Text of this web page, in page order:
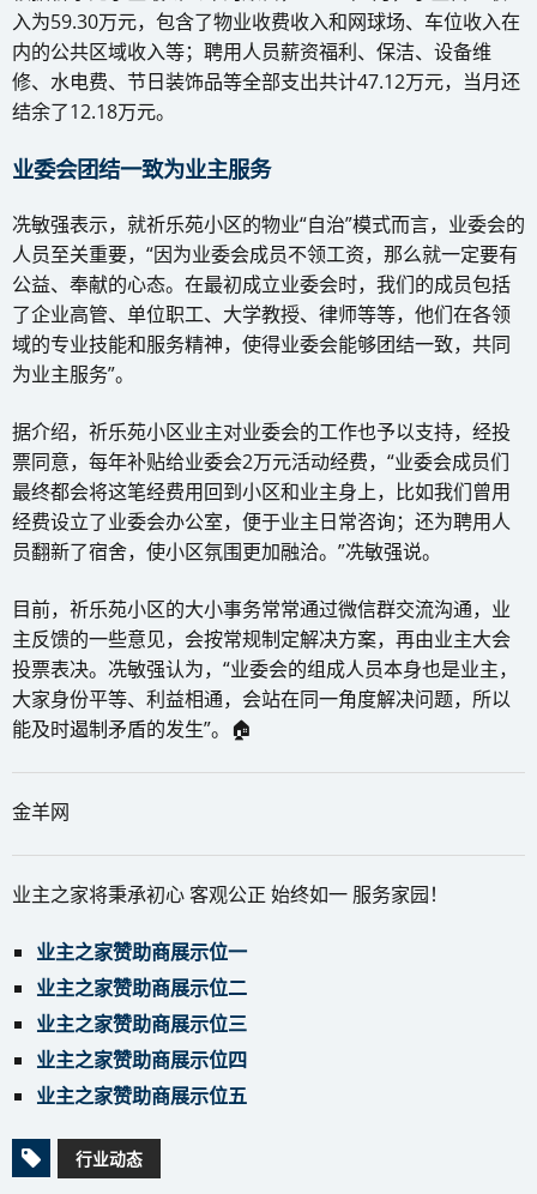
入为59.30万元，包含了物业收费收入和网球场、车位收入在
内的公共区域收入等；聘用人员薪资福利、保洁、设备维
修、水电费、节日装饰品等全部支出共计47.12万元，当月还
结余了12.18万元。
业委会团结一致为业主服务
冼敏强表示，就祈乐苑小区的物业“自治”模式而言，业委会的
人员至关重要，“因为业委会成员不领工资，那么就一定要有
公益、奉献的心态。在最初成立业委会时，我们的成员包括
了企业高管、单位职工、大学教授、律师等等，他们在各领
域的专业技能和服务精神，使得业委会能够团结一致，共同
为业主服务”。
据介绍，祈乐苑小区业主对业委会的工作也予以支持，经投
票同意，每年补贴给业委会2万元活动经费，“业委会成员们
最终都会将这笔经费用回到小区和业主身上，比如我们曾用
经费设立了业委会办公室，便于业主日常咨询；还为聘用人
员翻新了宿舍，使小区氛围更加融洽。”冼敏强说。
目前，祈乐苑小区的大小事务常常通过微信群交流沟通，业
主反馈的一些意见，会按常规制定解决方案，再由业主大会
投票表决。冼敏强认为，“业委会的组成人员本身也是业主，
大家身份平等、利益相通，会站在同一角度解决问题，所以
能及时遏制矛盾的发生”。🏠
金羊网
业主之家将秉承初心 客观公正 始终如一 服务家园！
业主之家赞助商展示位一
业主之家赞助商展示位二
业主之家赞助商展示位三
业主之家赞助商展示位四
业主之家赞助商展示位五
行业动态